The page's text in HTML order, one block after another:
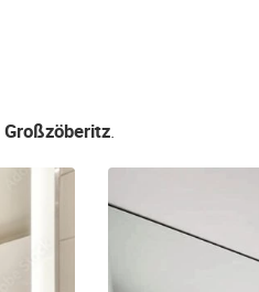
Großzöberitz.